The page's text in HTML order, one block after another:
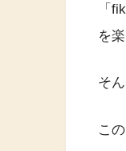
「
を
そ
こ